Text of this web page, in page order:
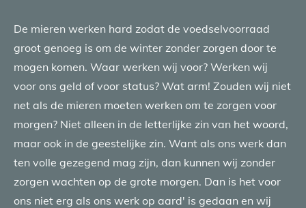
De mieren werken hard zodat de voedselvoorraad
groot genoeg is om de winter zonder zorgen door te
mogen komen. Waar werken wij voor? Werken wij
voor ons geld of voor status? Wat arm! Zouden wij niet
net als de mieren moeten werken om te zorgen voor
morgen? Niet alleen in de letterlijke zin van het woord,
maar ook in de geestelijke zin. Want als ons werk dan
ten volle gezegend mag zijn, dan kunnen wij zonder
zorgen wachten op de grote morgen. Dan is het voor
ons niet erg als ons werk op aard' is gedaan en wij